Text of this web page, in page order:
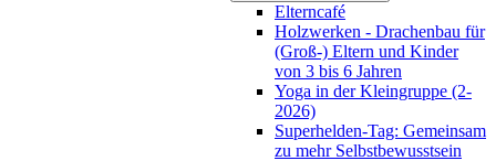
Elterncafé
Holzwerken - Drachenbau für
(Groß-) Eltern und Kinder
von 3 bis 6 Jahren
Yoga in der Kleingruppe (2-
2026)
Superhelden-Tag: Gemeinsam
zu mehr Selbstbewusstsein